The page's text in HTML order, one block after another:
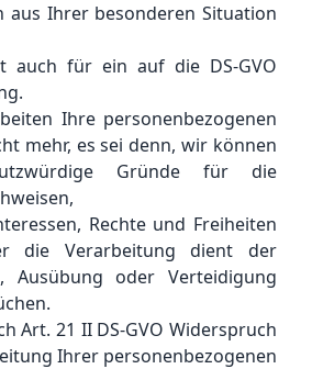
aus Ihrer besonderen Situation
für ein auf die DS-GVO
Ihre personenbezogenen
mehr, es sei denn, wir können
Gründe für die
Rechte und Freiheiten
die Verarbeitung dient der
Ausübung oder Verteidigung
21 II DS-GVO Widerspruch
Ihrer personenbezogenen